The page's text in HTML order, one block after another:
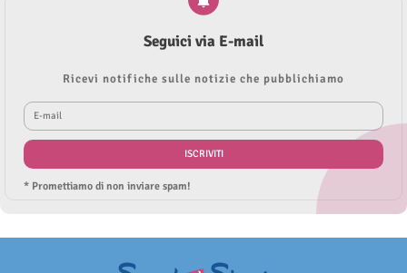
Seguici via E-mail
Ricevi notifiche sulle notizie che pubblichiamo
* Promettiamo di non inviare spam!